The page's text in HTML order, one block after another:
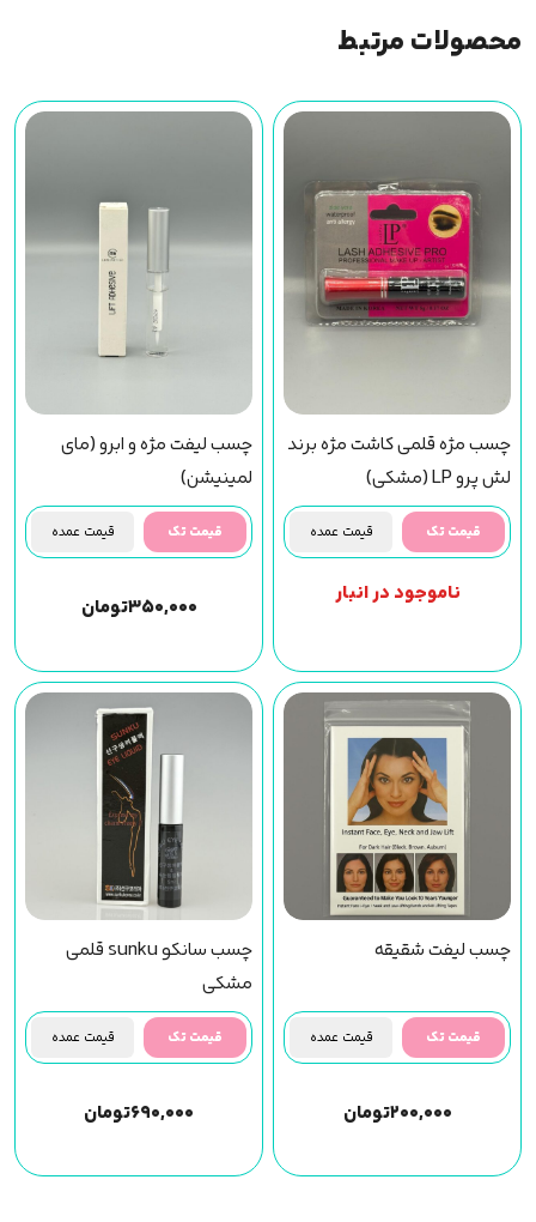
محصولات مرتبط
چسب مژه قلمی کاشت مژه برند
لش پرو LP (مشکی)
قیمت تک قیمت عمده
ناموجود در انبار
چسب لیفت مژه و ابرو (مای
لمینیشن)
قیمت تک قیمت عمده
۳۵۰,۰۰۰تومان
چسب لیفت شقیقه
قیمت تک قیمت عمده
۲۰۰,۰۰۰تومان
چسب سانکو sunku قلمی
مشکی
قیمت تک قیمت عمده
۶۹۰,۰۰۰تومان